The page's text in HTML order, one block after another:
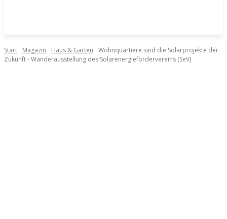
Start Magazin Haus & Garten
Wohnquartiere sind die Solarprojekte der
Zukunft - Wanderausstellung des Solarenergiefördervereins (SeV)